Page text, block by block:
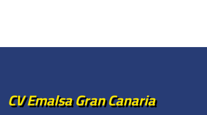
CV Emalsa Gran Canaria